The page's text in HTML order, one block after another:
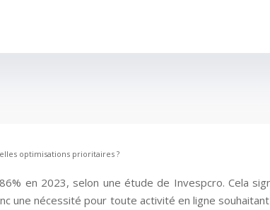
optimisations prioritaires ?
en 2023, selon une étude de Invespcro. Cela
une nécessité pour toute activité en ligne